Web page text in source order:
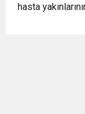
hasta